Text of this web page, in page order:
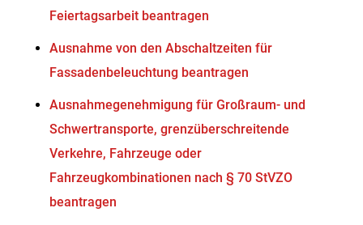
Feiertagsarbeit beantragen
Ausnahme von den Abschaltzeiten für
Fassadenbeleuchtung beantragen
Ausnahmegenehmigung für Großraum- und
Schwertransporte, grenzüberschreitende
Verkehre, Fahrzeuge oder
Fahrzeugkombinationen nach § 70 StVZO
beantragen